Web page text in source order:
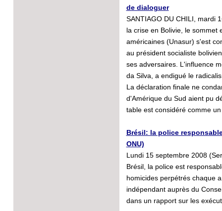
de dialoguer
SANTIAGO DU CHILI, mardi
la crise en Bolivie, le sommet
américaines (Unasur) s'est
au président socialiste
ses adversaires. L'influence
da Silva, a endigué le
La déclaration finale ne
d'Amérique du Sud aient pu
table est considéré comme
Brésil: la police
ONU)
Lundi 15 septembre 2008
Brésil, la police est
homicides perpétrés chaque
indépendant auprès du
dans un rapport sur les